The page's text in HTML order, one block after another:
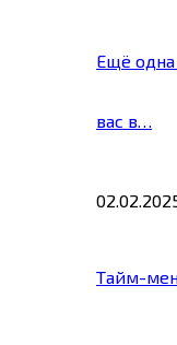
Ещё
вас в…
Тайм-